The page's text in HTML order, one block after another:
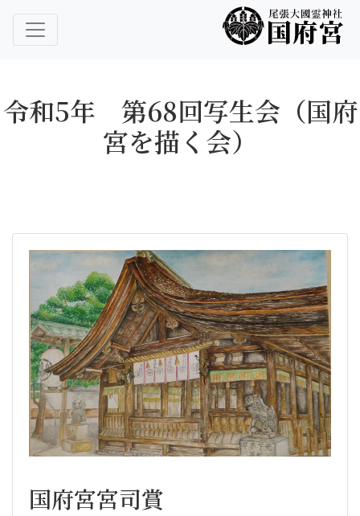
尾張大國霊神社 国府宮
尾張大國霊神社 国府宮｜ご祈祷 はだか祭
令和5年 第68回写生会（国府
宮を描く会）
国府宮宮司賞